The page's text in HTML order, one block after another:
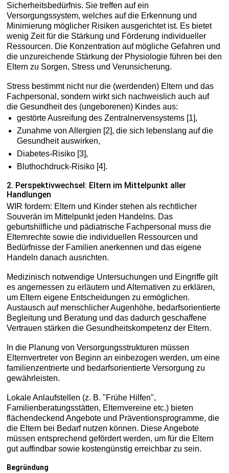
Sicherheitsbedürfnis. Sie treffen auf ein
Versorgungssystem, welches auf die Erkennung und
Minimierung möglicher Risiken ausgerichtet ist. Es bietet
wenig Zeit für die Stärkung und Förderung individueller
Ressourcen. Die Konzentration auf mögliche Gefahren und
die unzureichende Stärkung der Physiologie führen bei den
Eltern zu Sorgen, Stress und Verunsicherung.
Stress bestimmt nicht nur die (werdenden) Eltern und das
Fachpersonal, sondern wirkt sich nachweislich auch auf
die Gesundheit des (ungeborenen) Kindes aus:
gestörte Ausreifung des Zentralnervensystems [1],
Zunahme von Allergien [2], die sich lebenslang auf die
Gesundheit auswirken,
Diabetes-Risiko [3],
Bluthochdruck-Risiko [4].
2. Perspektivwechsel: Eltern im Mittelpunkt aller
Handlungen
WIR fordern: Eltern und Kinder stehen als rechtlicher
Souverän im Mittelpunkt jeden Handelns. Das
geburtshilfliche und pädiatrische Fachpersonal muss die
Elternrechte sowie die individuellen Ressourcen und
Bedürfnisse der Familien anerkennen und das eigene
Handeln danach ausrichten.
Medizinisch notwendige Untersuchungen und Eingriffe gilt
es angemessen zu erläutern und Alternativen zu erklären,
um Eltern eigene Entscheidungen zu ermöglichen.
Austausch auf menschlicher Augenhöhe, bedarfsorientierte
Begleitung und Beratung und das dadurch geschaffene
Vertrauen stärken die Gesundheitskompetenz der Eltern.
In die Planung von Versorgungsstrukturen müssen
Elternvertreter von Beginn an einbezogen werden, um eine
familienzentrierte und bedarfsorientierte Versorgung zu
gewährleisten.
Lokale Anlaufstellen (z. B. "Frühe Hilfen",
Familienberatungsstätten, Elternvereine etc.) bieten
flächendeckend Angebote und Präventionsprogramme, die
die Eltern bei Bedarf nutzen können. Diese Angebote
müssen entsprechend gefördert werden, um für die Eltern
gut auffindbar sowie kostengünstig erreichbar zu sein.
Begründung